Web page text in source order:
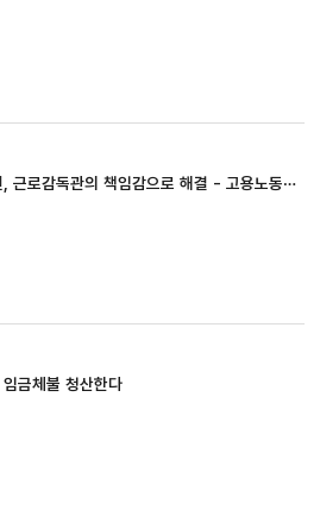
근로감독관의 책임감으로 해결 - 고용노동부
응
금체불 청산한다